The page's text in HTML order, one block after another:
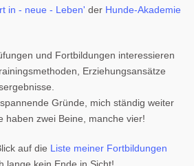
in - neue - Leben' der Hunde-Akademie
und Fortbildungen interessieren
Erziehungsansätze
Gründe, mich ständig weiter
haben zwei Beine, manche vier!
auf die Liste meiner Fortbildungen
lange kein Ende in Sicht!